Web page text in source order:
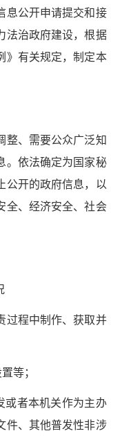
息公开申请提交和接
法治政府建设，根据
》有关规定，制定本
、需要公众广泛知
。依法确定为国家秘
公开的政府信息，以
全、经济安全、社会
程中制作、获取并
等；
者本机关作为主办
件、其他普发性非涉